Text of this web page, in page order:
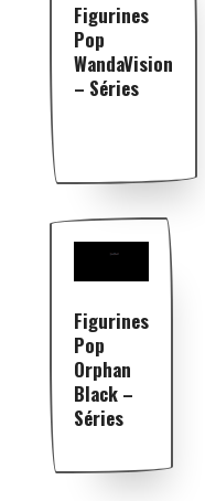
Figurines
Pop
WandaVision
– Séries
Figurines
Pop
Orphan
Black –
Séries